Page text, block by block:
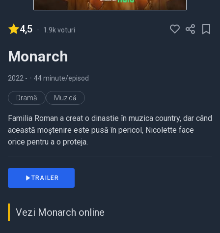
4,5 - 1.9k voturi
Monarch
2022 - • 44 minute/episod
Dramă Muzică
Familia Roman a creat o dinastie în muzica country, dar când
această moștenire este pusă în pericol, Nicolette face
orice pentru a o proteja.
TRAILER
Vezi Monarch online